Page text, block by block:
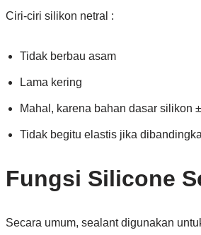
Ciri-ciri silikon netral :
Tidak berbau asam
Lama kering
Mahal, karena bahan dasar silikon
Tidak begitu elastis jika
Fungsi Silicone
Secara umum, sealant digunakan